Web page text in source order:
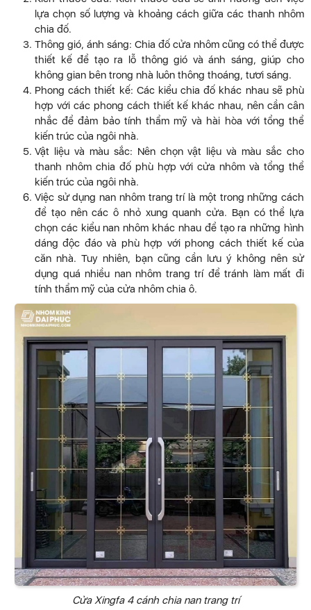
lựa chọn số lượng và khoảng cách giữa các thanh nhôm
chia đố.
Thông gió, ánh sáng: Chia đố cửa nhôm cũng có thể được
thiết kế để tạo ra lỗ thông gió và ánh sáng, giúp cho
không gian bên trong nhà luôn thông thoáng, tươi sáng.
Phong cách thiết kế: Các kiểu chia đố khác nhau sẽ phù
hợp với các phong cách thiết kế khác nhau, nên cần cân
nhắc để đảm bảo tính thẩm mỹ và hài hòa với tổng thể
kiến trúc của ngôi nhà.
Vật liệu và màu sắc: Nên chọn vật liệu và màu sắc cho
thanh nhôm chia đố phù hợp với cửa nhôm và tổng thể
kiến trúc của ngôi nhà.
Việc sử dụng nan nhôm trang trí là một trong những cách
để tạo nên các ô nhỏ xung quanh cửa. Bạn có thể lựa
chọn các kiểu nan nhôm khác nhau để tạo ra những hình
dáng độc đáo và phù hợp với phong cách thiết kế của
căn nhà. Tuy nhiên, bạn cũng cần lưu ý không nên sử
dụng quá nhiều nan nhôm trang trí để tránh làm mất đi
tính thẩm mỹ của cửa nhôm chia ô.
Cửa Xingfa 4 cánh chia nan trang trí